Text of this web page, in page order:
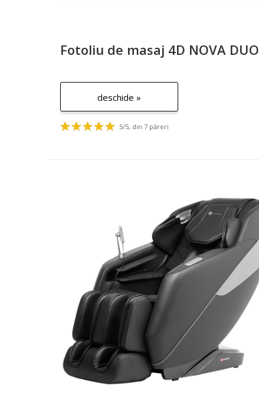
Fotoliu de masaj 4D NOVA DUO
deschide »
5/5, din 7 păreri